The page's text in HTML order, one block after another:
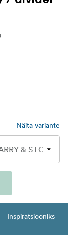
Näita variante
Inspiratsiooniks